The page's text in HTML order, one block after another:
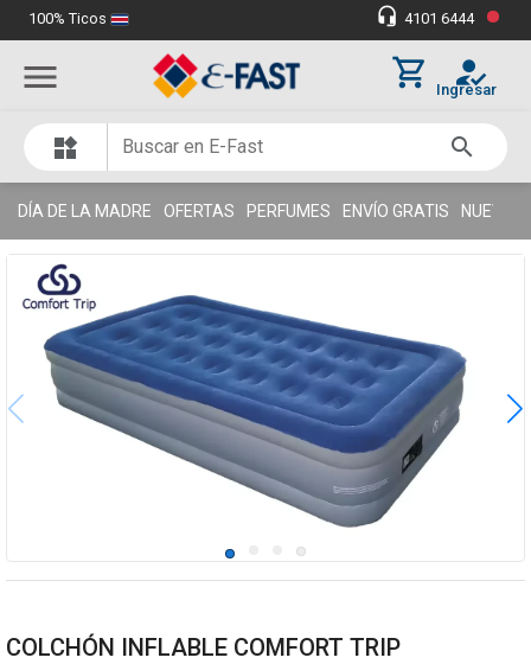
100% Ticos
headset_mic 4101 6444 •
menu shopping_cart how_to_reg
Ingresar
widgets search
DÍA DE LA MADRE OFERTAS PERFUMES ENVÍO GRATIS NUEVOS
COLCHÓN INFLABLE COMFORT TRIP